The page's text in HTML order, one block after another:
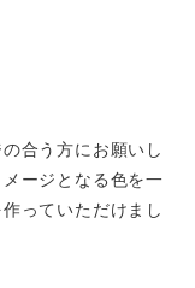
合う方にお願いし
ージとなる色を一
っていただけまし